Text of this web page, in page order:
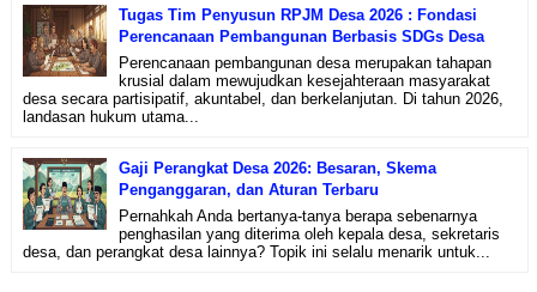
Tugas Tim Penyusun RPJM Desa 2026 : Fondasi
Perencanaan Pembangunan Berbasis SDGs Desa
Perencanaan pembangunan desa merupakan tahapan
krusial dalam mewujudkan kesejahteraan masyarakat
desa secara partisipatif, akuntabel, dan berkelanjutan. Di tahun 2026,
landasan hukum utama...
Gaji Perangkat Desa 2026: Besaran, Skema
Penganggaran, dan Aturan Terbaru
Pernahkah Anda bertanya-tanya berapa sebenarnya
penghasilan yang diterima oleh kepala desa, sekretaris
desa, dan perangkat desa lainnya? Topik ini selalu menarik untuk...